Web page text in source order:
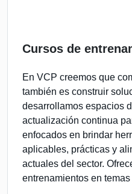
Cursos de
En VCP creemos que
también es construir
desarrollamos espacios
actualización continua
enfocados en brindar
aplicables, prácticas y
actuales del sector.
entrenamientos en temas